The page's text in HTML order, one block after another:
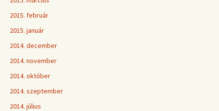
2015. február
2015. január
2014. december
2014. november
2014. október
2014. szeptember
2014. július